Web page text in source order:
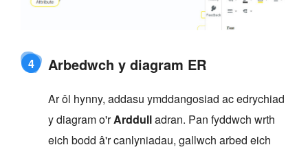
4 Arbedwch y diagram ER
Ar ôl hynny, addasu ymddangosiad ac edrychiad
y diagram o'rArddulladran. Pan fyddwch wrth
eich bodd â'r canlyniadau, gallwch arbed eich